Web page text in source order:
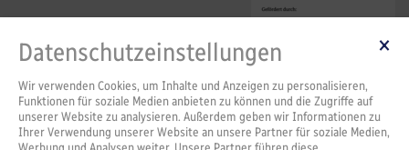
Datenschutzeinstellungen
Wir verwenden Cookies, um Inhalte und Anzeigen zu personalisieren,
Funktionen für soziale Medien anbieten zu können und die Zugriffe auf
unserer Website zu analysieren. Außerdem geben wir Informationen zu
Ihrer Verwendung unserer Website an unsere Partner für soziale Medien,